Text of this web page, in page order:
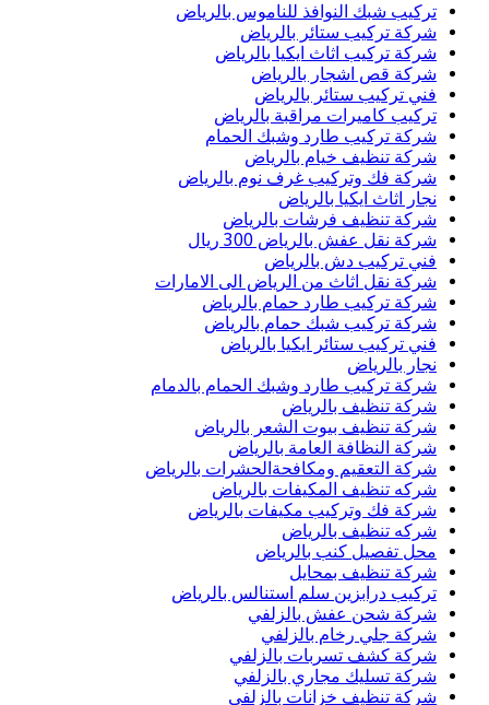
تركيب شبك النوافذ للناموس بالرياض
شركة تركيب ستائر بالرياض
شركة تركيب اثاث ايكيا بالرياض
شركة قص اشجار بالرياض
فني تركيب ستائر بالرياض
تركيب كاميرات مراقبة بالرياض
شركة تركيب طارد وشبك الحمام
شركة تنظيف خيام بالرياض
شركة فك وتركيب غرف نوم بالرياض
نجار اثاث ايكيا بالرياض
شركة تنظيف فرشات بالرياض
شركة نقل عفش بالرياض 300 ريال
فني تركيب دش بالرياض
شركة نقل اثاث من الرياض الى الامارات
شركة تركيب طارد حمام بالرياض
شركة تركيب شبك حمام بالرياض
فني تركيب ستائر ايكيا بالرياض
نجار بالرياض
شركة تركيب طارد وشبك الحمام بالدمام
شركة تنظيف بالرياض
شركة تنظيف بيوت الشعر بالرياض
شركة النظافة العامة بالرياض
شركة التعقيم ومكافحةالحشرات بالرياض
شركه تنظيف المكيفات بالرياض
شركة فك وتركيب مكيفات بالرياض
شركه تنظيف بالرياض
محل تفصيل كنب بالرياض
شركة تنظيف بمحايل
تركيب درابزين سلم استنالس بالرياض
شركة شحن عفش بالزلفي
شركة جلي رخام بالزلفي
شركة كشف تسربات بالزلفي
شركة تسليك مجاري بالزلفي
شركة تنظيف خزانات بالزلفي